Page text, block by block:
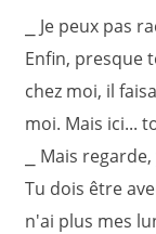
⎯ Je peux pas
Enfin, presque
chez moi, il
moi. Mais ici...
⎯ Mais
Tu dois être
n'ai plus mes